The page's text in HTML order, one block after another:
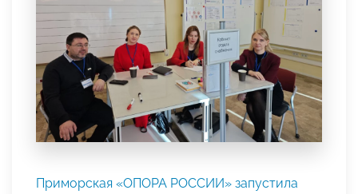
Приморская «ОПОРА РОССИИ» запустила